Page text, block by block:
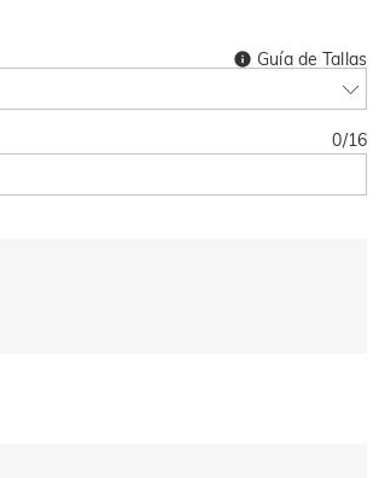
Guía de Tallas
0/16